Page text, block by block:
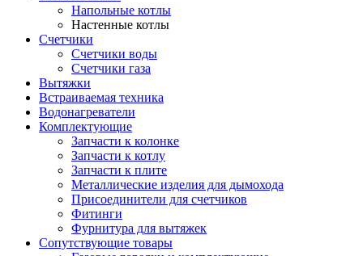
Напольные котлы
Настенные котлы
Счетчики
Счетчики воды
Счетчики газа
Вытяжки
Встраиваемая техника
Водонагреватели
Комплектующие
Запчасти к колонке
Запчасти к котлу
Запчасти к плите
Металлические изделия для дымохода
Присоединители для счетчиков
Фитинги
Фурнитура для вытяжек
Сопутствующие товары